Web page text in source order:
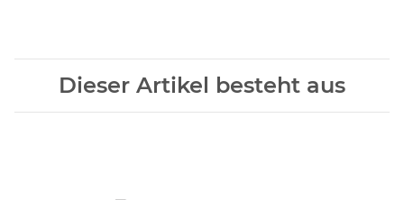
Dieser Artikel besteht aus